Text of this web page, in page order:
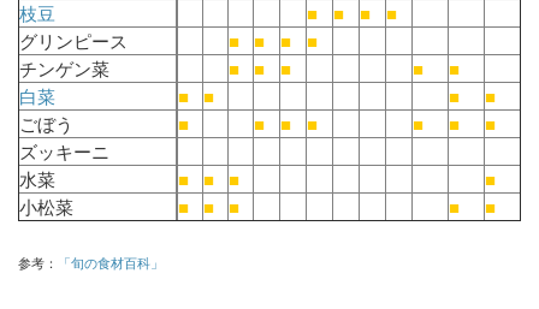
枝豆
■ ■ ■
■
グリンピース
■ ■ ■
■
チンゲン菜
■ ■ ■ ■
■
白菜
■ ■ ■
■
ごぼう
■ ■ ■ ■ ■ ■
■
ズッキーニ
水菜
■ ■ ■
■
小松菜
■ ■ ■ ■ ■
参考： 「旬の食材百科」